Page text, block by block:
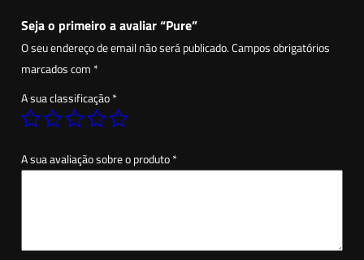
d
e
P
u
r
Seja o primeiro a avaliar “Pure”
O seu endereço de email não será publicado.Campos obrigatórios
marcados com *
A sua classificação*
A sua avaliação sobre o produto*